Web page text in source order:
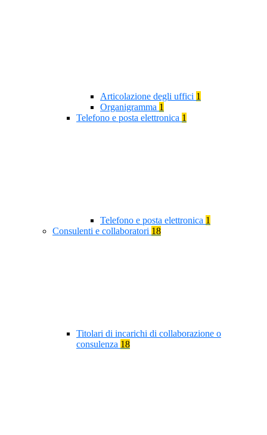
Articolazione degli uffici 1
Organigramma 1
Telefono e posta elettronica 1
Telefono e posta elettronica 1
Consulenti e collaboratori 18
Titolari di incarichi di collaborazione o
consulenza 18